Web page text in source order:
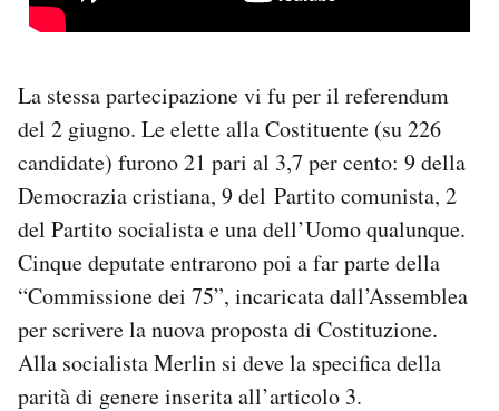
La stessa partecipazione vi fu per il referendum
del 2 giugno. Le elette alla Costituente (su 226
candidate) furono 21 pari al 3,7 per cento: 9 della
Democrazia cristiana, 9 del Partito comunista, 2
del Partito socialista e una dell’Uomo qualunque.
Cinque deputate entrarono poi a far parte della
“Commissione dei 75”, incaricata dall’Assemblea
per scrivere la nuova proposta di Costituzione.
Alla socialista Merlin si deve la specifica della
parità di genere inserita all’articolo 3.